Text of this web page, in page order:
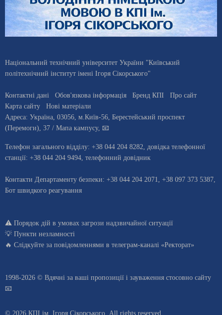
Національний технічний університет України "Київський
політехнічний інститут імені Ігоря Сікорського"
Контактні дані Обов'язкова інформація Бренд КПІ
Про сайт
Карта сайту
Нові матеріали
Адреса: Україна 03056 , м. Київ-56, Берестейський проспект
(Перемоги), 37 / Мапа кампусу, 📧
Телефон загального відділу: +38 044 204 8282, довiдка телефонної
станцiї: +38 044 204 9494, телефонний довідник
Контакти Департаменту безпеки: +38 044 204 2071, +38 097 373 5387,
Бот швидкого реагування
⚠️ Порядок дій в умовах загрози надзвичайної ситуації
💡 Пункти незламності
🔥 Слідкуйте за повідомленнями в телеграм-каналі «Ректорат»
1998-2026 © Вдячні за ваші пропозиції і зауваження стосовно сайту
📧
© 2026 КПІ ім. Ігоря Сікорського, All rights reserved.